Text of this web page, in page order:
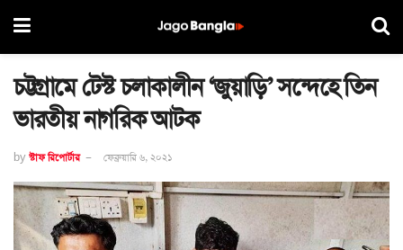
চট্টগ্রামে টেস্ট চলাকালীন ‘জুয়াড়ি’ সন্দেহে তিন
ভারতীয় নাগরিক আটক
by স্টাফ রিপোর্টার ফেব্রুয়ারি ৬, ২০২১